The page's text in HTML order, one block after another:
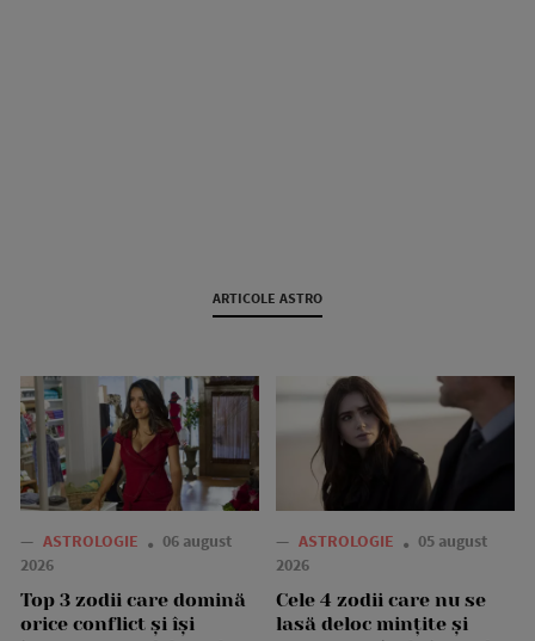
ARTICOLE ASTRO
— ASTROLOGIE
06 august
2026
Top 3 zodii care domină
orice conflict și își
— ASTROLOGIE
05 august
2026
Cele 4 zodii care nu se
lasă deloc mințite și